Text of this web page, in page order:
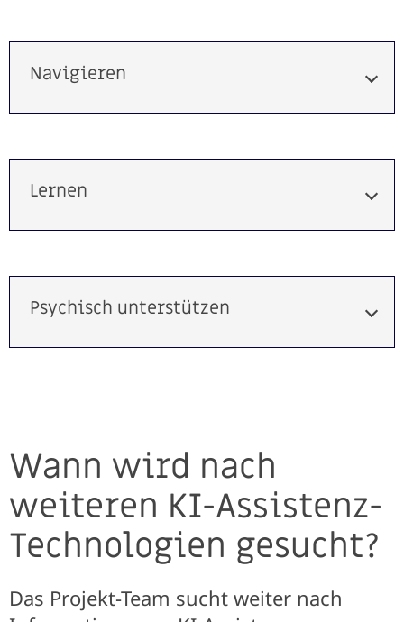
Navigieren
Lernen
Psychisch unterstützen
Wann wird nach
weiteren KI-Assistenz-
Technologien gesucht?
Das Projekt-Team sucht weiter nach